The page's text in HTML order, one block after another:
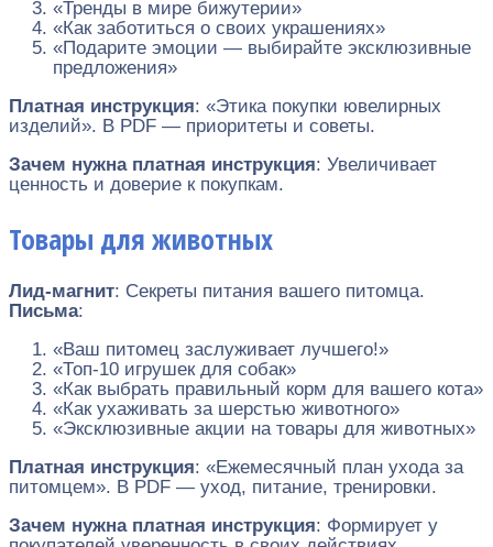
«Тренды в мире бижутерии»
«Как заботиться о своих украшениях»
«Подарите эмоции — выбирайте эксклюзивные
предложения»
Платная инструкция: «Этика покупки ювелирных
изделий». В PDF — приоритеты и советы.
Зачем нужна платная инструкция: Увеличивает
ценность и доверие к покупкам.
Товары для животных
Лид-магнит: Секреты питания вашего питомца.
Письма:
«Ваш питомец заслуживает лучшего!»
«Топ-10 игрушек для собак»
«Как выбрать правильный корм для вашего кота»
«Как ухаживать за шерстью животного»
«Эксклюзивные акции на товары для животных»
Платная инструкция: «Ежемесячный план ухода за
питомцем». В PDF — уход, питание, тренировки.
Зачем нужна платная инструкция: Формирует у